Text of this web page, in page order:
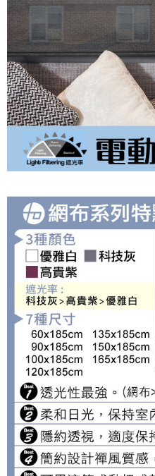
３．未成年的使用者請事先徵得法
「AFTEE先享後付」，若未經同意
任。
４．使用「AFTEE先享後付」時，
時審查核予不同之上限額度；若仍
請求用戶進行身份認證。
５．嚴禁一人註冊多個帳號或使用
恩沛科技股份有限公司將有權停止